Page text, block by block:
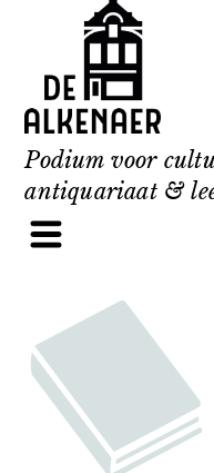
content
Podium voor
antiquariaat &